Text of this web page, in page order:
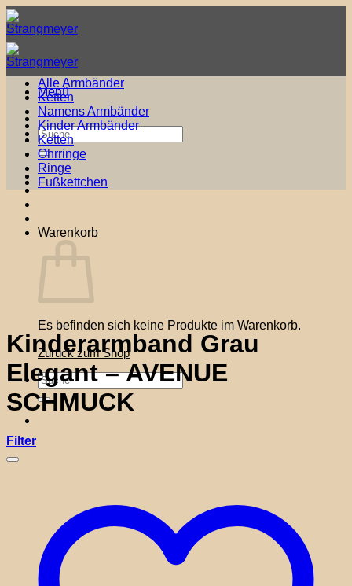
Zum
Inhalt
springen
Menü
Suche
nach:
Warenkorb
Es befinden sich keine Produkte im Warenkorb.
Zurück zum Shop
Suche
nach:
Alle Armbänder
Ketten
Namens Armbänder
Kinder Armbänder
Ketten
Ohrringe
Ringe
Fußkettchen
Kinderarmband Grau
Elegant – AVENUE
SCHMUCK
Filter